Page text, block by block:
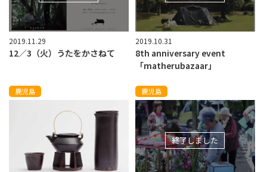
2019.11.29
12／3（火）うたをかさねて
2019.10.31
8th anniversary event
「matherubazaar」
鹿児島 鹿児島
終了しました